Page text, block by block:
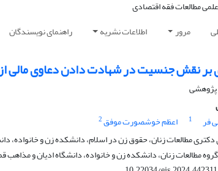
مرور اطلاعات نشریه راهنمای نویسندگان
نقش جنسیت در شهادت دادن دعاوی مالی
پژوهشی
فر
1 اعظم خوشصورت موفق2
مطالعات زنان، حقوق زن در اسلام، دانشکده زن و خانواده،
مطالعات زنان، دانشکده زن و خانواده، دانشگاه ادیان و مذاهب